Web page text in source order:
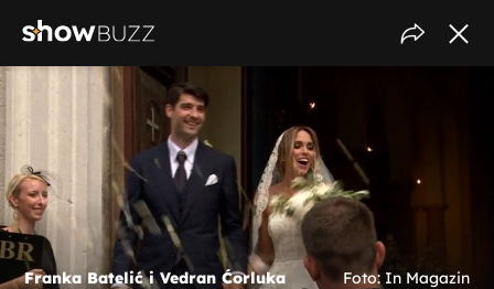
Franka Batelić i Vedran Ćorluka Foto: In Magazin